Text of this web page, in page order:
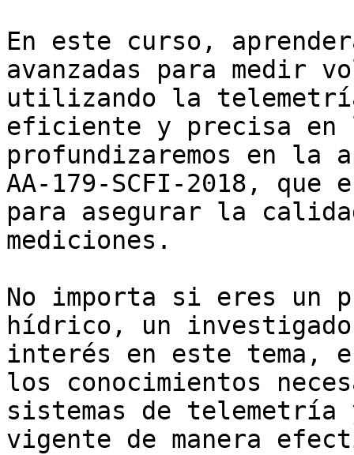
En este curso,
avanzadas para medir
utilizando la
eficiente y precisa en
profundizaremos en la
AA-179-SCFI-2018,
para asegurar la
mediciones.
No importa si eres un
hídrico, un
interés en este tema,
los conocimientos
sistemas de
vigente de manera